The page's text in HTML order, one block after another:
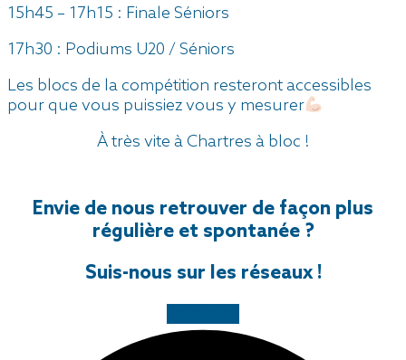
15h45 – 17h15 : Finale Séniors
17h30 : Podiums U20 / Séniors
Les blocs de la compétition resteront accessibles
pour que vous puissiez vous y mesurer
À très vite à Chartres à bloc !
Envie de nous retrouver de façon plus
régulière et spontanée ?
Suis-nous sur les réseaux !